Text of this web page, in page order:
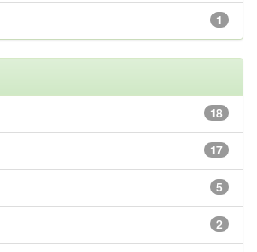
1
18
17
5
2